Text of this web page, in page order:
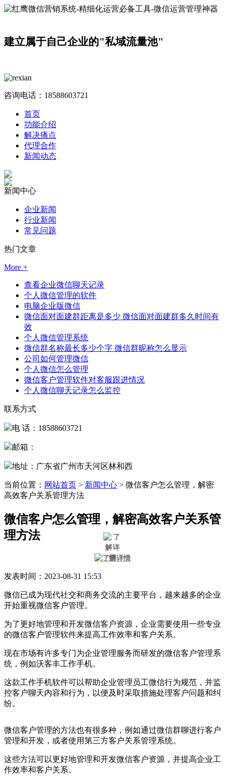
建立属于自己企业的"私域流量池"
咨询电话： 18588603721
首页
功能介绍
解决痛点
代理合作
新闻动态
新闻中心
企业新闻
行业新闻
常见问题
热门文章
More +
查看企业微信聊天记录
个人微信管理的软件
电脑企业版微信
微信面对面建群距离是多少 微信面对面建群多久时间有
效
个人微信管理系统
微信群名称最长多少个字 微信群昵称怎么显示
公司如何管理微信
个人微信怎么管理
微信客户管理软件对客服跟进情况
个人微信聊天记录怎么监控
联系方式
电 话：18588603721
邮箱：
地址：广东省广州市天河区林和西
当前位置： 网站首页 > 新闻中心 > 微信客户怎么管理，解密
高效客户关系管理方法
微信客户怎么管理，解密高效客户关系管
理方法
发表时间：2023-08-31 15:53
微信已成为现代社交和商务交流的主要平台，越来越多的企业
开始重视微信客户管理。
为了更好地管理和开发微信客户资源，企业需要使用一些专业
的微信客户管理软件来提高工作效率和客户关系。
现在市场有许多专门为企业管理服务而研发的微信客户管理系
统，例如沃客丰工作手机。
这款工作手机软件可以帮助企业管理员工微信行为规范，并监
控客户聊天内容和行为，以便及时采取措施处理客户问题和纠
纷。
微信客户管理的方法也有很多种，例如通过微信群聊进行客户
管理和开发，或者使用第三方客户关系管理系统。
这些方法可以更好地管理和开发微信客户资源，并提高企业工
作效率和客户关系。